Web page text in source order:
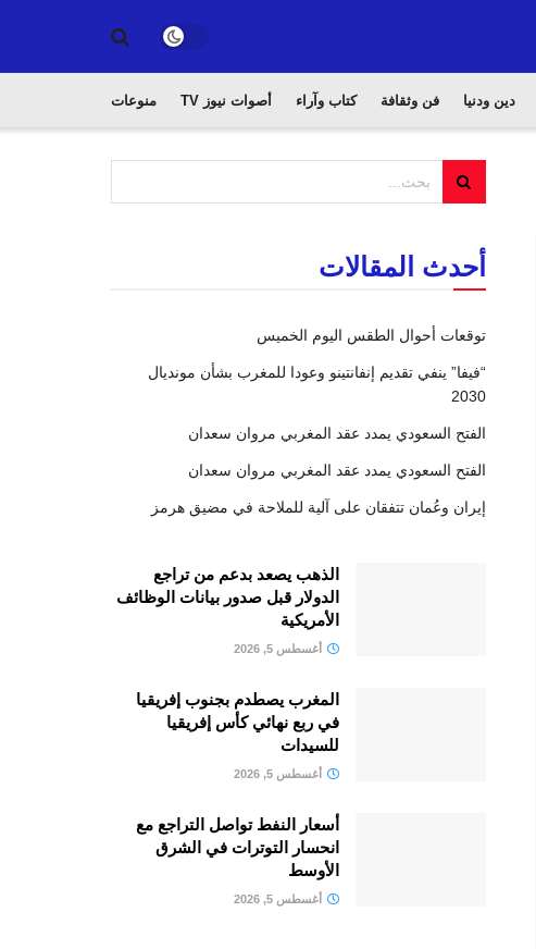
دين ودنيا فن وثقافة كتاب وآراء أصوات نيوز TV منوعات
أحدث المقالات
توقعات أحوال الطقس اليوم الخميس
“فيفا” ينفي تقديم إنفانتينو وعودا للمغرب بشأن مونديال
2030
الفتح السعودي يمدد عقد المغربي مروان سعدان
الفتح السعودي يمدد عقد المغربي مروان سعدان
إيران وعُمان تتفقان على آلية للملاحة في مضيق هرمز
الذهب يصعد بدعم من تراجع
الدولار قبل صدور بيانات الوظائف
الأمريكية
أغسطس 5, 2026
المغرب يصطدم بجنوب إفريقيا
في ربع نهائي كأس إفريقيا
للسيدات
أغسطس 5, 2026
أسعار النفط تواصل التراجع مع
انحسار التوترات في الشرق
الأوسط
أغسطس 5, 2026